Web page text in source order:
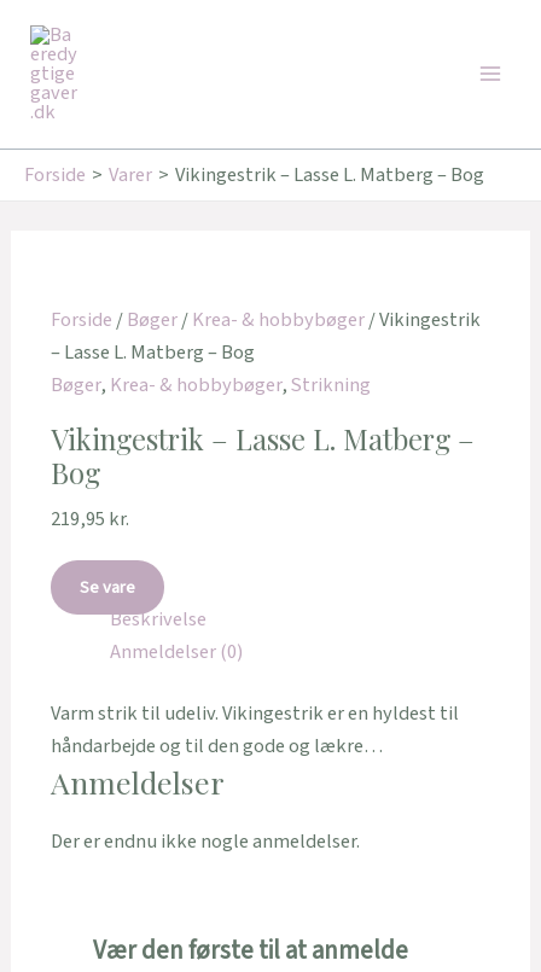
indholdet
Forside Varer Vikingestrik – Lasse L. Matberg – Bog
Forside/Bøger/Krea- & hobbybøger/ Vikingestrik
– Lasse L. Matberg – Bog
Bøger, Krea- & hobbybøger,Strikning
Vikingestrik – Lasse L. Matberg –
Bog
219,95 kr.
Se vare
Beskrivelse
Anmeldelser (0)
Varm strik til udeliv. Vikingestrik er en hyldest til
håndarbejde og til den gode og lækre…
Anmeldelser
Der er endnu ikke nogle anmeldelser.
Vær den første til at anmelde
Tilbud!
Tilbud!
289,95 kr..239,95 kr..